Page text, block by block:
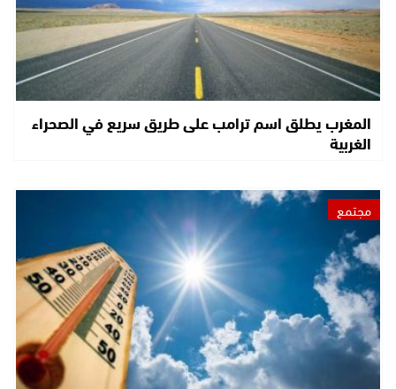
المغرب يطلق اسم ترامب على طريق سريع في الصحراء
الغربية
مجتمع